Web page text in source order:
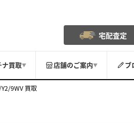
宅配査定
ナ買取▼ 店舗のご案内▼ ブ
9WV 買取